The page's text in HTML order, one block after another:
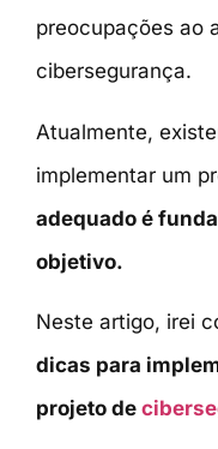
preocupações ao
cibersegurança.
Atualmente,
implementar um
adequado é
objetivo.
Neste artigo, irei
dicas para
projeto de